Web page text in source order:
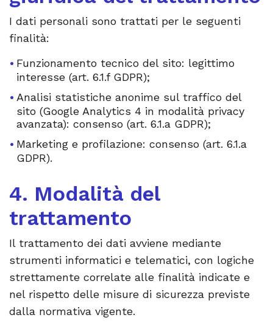
I dati personali sono trattati per le seguenti
finalità:
Funzionamento tecnico del sito: legittimo
interesse (art. 6.1.f GDPR);
Analisi statistiche anonime sul traffico del
sito (Google Analytics 4 in modalità privacy
avanzata): consenso (art. 6.1.a GDPR);
Marketing e profilazione: consenso (art. 6.1.a
GDPR).
4. Modalità del
trattamento
Il trattamento dei dati avviene mediante
strumenti informatici e telematici, con logiche
strettamente correlate alle finalità indicate e
nel rispetto delle misure di sicurezza previste
dalla normativa vigente.